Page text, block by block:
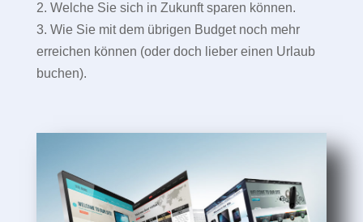
2. Welche Sie sich in Zukunft sparen können.
3. Wie Sie mit dem übrigen Budget noch mehr
erreichen können (oder doch lieber einen Urlaub
buchen).